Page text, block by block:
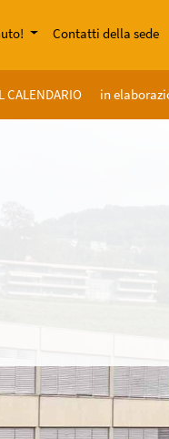
Contatti della sede
in